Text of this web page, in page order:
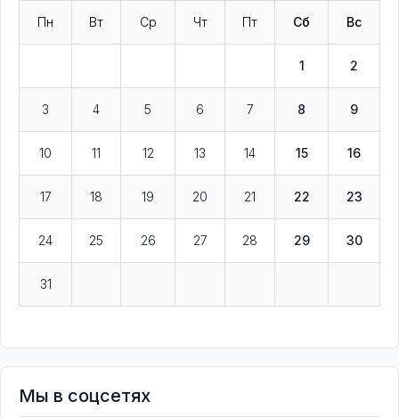
Пн Вт Ср Чт Пт Сб Вс
1 2
3 4 5 6 7 8 9
10 11 12 13 14 15 16
17 18 19 20 21 22 23
24 25 26 27 28 29 30
31
Мы в соцсетях